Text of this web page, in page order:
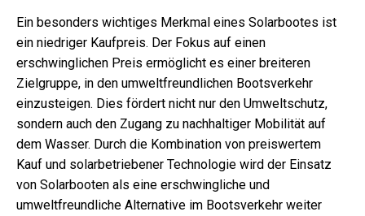
Ein besonders wichtiges Merkmal eines Solarbootes ist
ein niedriger Kaufpreis. Der Fokus auf einen
erschwinglichen Preis ermöglicht es einer breiteren
Zielgruppe, in den umweltfreundlichen Bootsverkehr
einzusteigen. Dies fördert nicht nur den Umweltschutz,
sondern auch den Zugang zu nachhaltiger Mobilität auf
dem Wasser. Durch die Kombination von preiswertem
Kauf und solarbetriebener Technologie wird der Einsatz
von Solarbooten als eine erschwingliche und
umweltfreundliche Alternative im Bootsverkehr weiter